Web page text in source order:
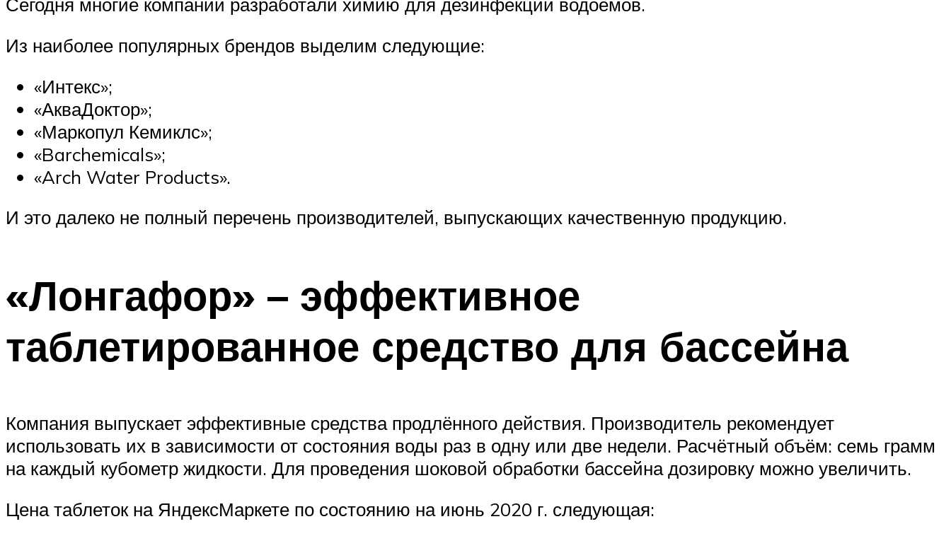
Из наиболее популярных брендов выделим следующие:
«Интекс»;
«АкваДоктор»;
«Маркопул Кемиклс»;
«Barchemicals»;
«Arch Water Products».
И это далеко не полный перечень производителей, выпускающих качественную продукцию.
«Лонгафор» – эффективное
таблетированное средство для бассейна
Компания выпускает эффективные средства продлённого действия. Производитель рекомендует
использовать их в зависимости от состояния воды раз в одну или две недели. Расчётный объём: семь грамм
на каждый кубометр жидкости. Для проведения шоковой обработки бассейна дозировку можно увеличить.
Цена таблеток на ЯндексМаркете по состоянию на июнь 2020 г. следующая: